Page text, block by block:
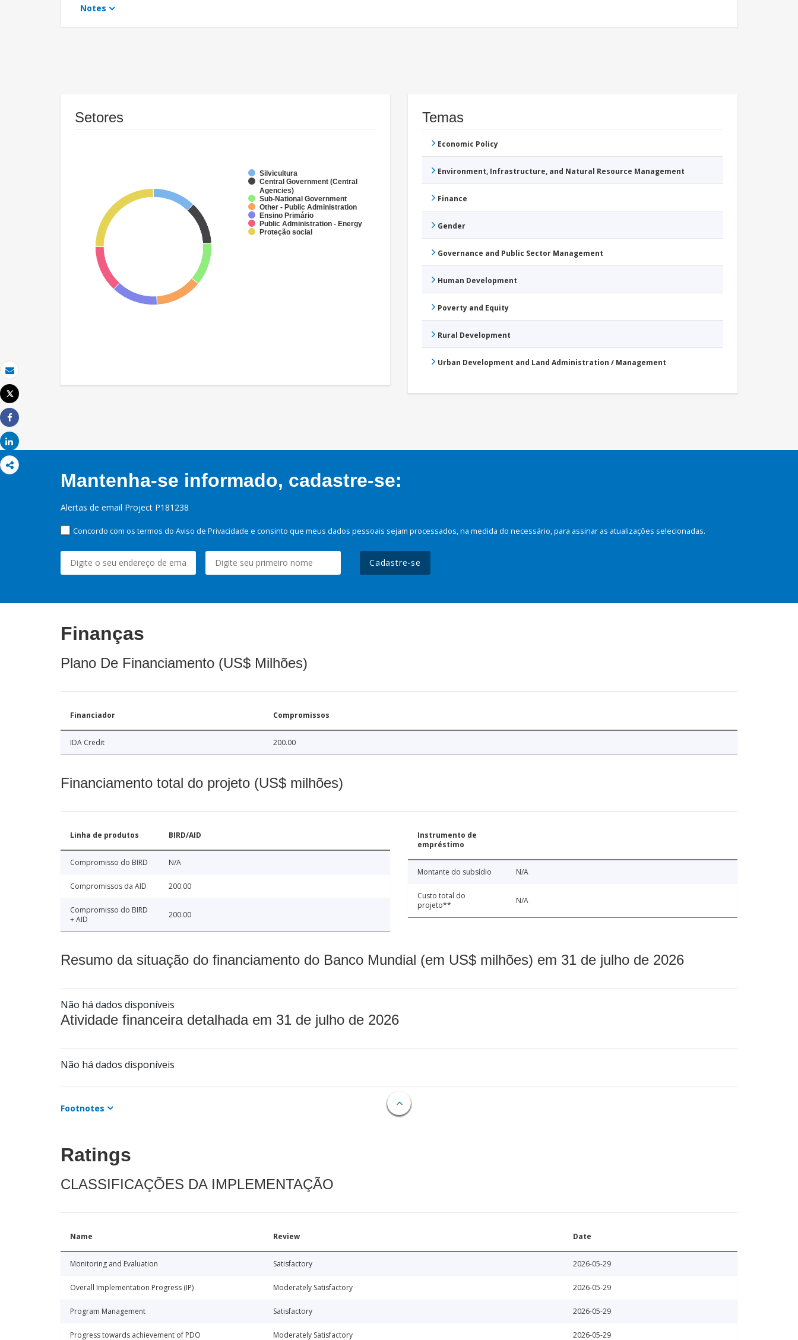
Email
Imprimir
Tweet
Share
Share
Notes
Setores
Silvicultura
Central Government (Central
Agencies)
Sub-National Government
Other - Public Administration
Ensino Primário
Public Administration - Energy
Proteção social
Temas
Economic Policy
Environment, Infrastructure, and Natural Resource Management
Finance
Gender
Governance and Public Sector Management
Human Development
Poverty and Equity
Rural Development
Urban Development and Land Administration / Management
Mantenha-se informado, cadastre-se:
Alertas de email Project P181238
Concordo com os termos do Aviso de Privacidade e consinto que meus dados pessoais sejam processados, na medida do necessário, para assinar as atualizações selecionadas.
Cadastre-se
Finanças
Plano De Financiamento (US$ Milhões)
Financiador Compromissos
IDA Credit 200.00
Financiamento total do projeto (US$ milhões)
Linha de produtos BIRD/AID
Compromisso do BIRD N/A
Compromissos da AID 200.00
Compromisso do BIRD
+ AID
200.00
Instrumento de
empréstimo
Montante do subsídio N/A
Custo total do
projeto**
N/A
Resumo da situação do financiamento do Banco Mundial (em US$ milhões) em 31 de julho de 2026
Não há dados disponíveis
Atividade financeira detalhada em 31 de julho de 2026
Não há dados disponíveis
Footnotes
Ratings
CLASSIFICAÇÕES DA IMPLEMENTAÇÃO
Name Review Date
Monitoring and Evaluation Satisfactory 2026-05-29
Overall Implementation Progress (IP) Moderately Satisfactory 2026-05-29
Program Management Satisfactory 2026-05-29
Progress towards achievement of PDO Moderately Satisfactory 2026-05-29